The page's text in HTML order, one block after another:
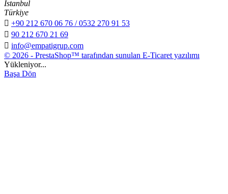
İstanbul
Türkiye
 +90 212 670 06 76 / 0532 270 91 53
 90 212 670 21 69
 info@empatigrup.com
© 2026 - PrestaShop™ tarafından sunulan E-Ticaret yazılımı
Yükleniyor...
Başa Dön